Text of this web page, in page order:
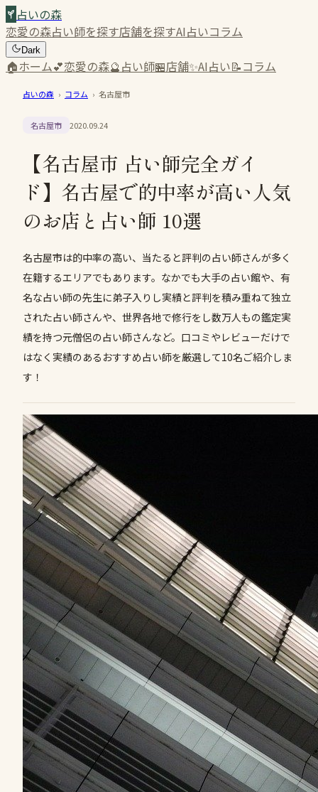
占いの森
恋愛の森占い師を探す店舗を探すAI占いコラム
Dark
🏠ホーム💕恋愛の森🔮占い師🏪店舗✨AI占い📝コラム
占いの森 › コラム › 名古屋市
名古屋市 2020.09.24
【名古屋市 占い師完全ガイ
ド】名古屋で的中率が高い人気
のお店と占い師 10選
名古屋市は的中率の高い、当たると評判の占い師さんが多く
在籍するエリアでもあります。なかでも大手の占い館や、有
名な占い師の先生に弟子入りし実績と評判を積み重ねて独立
された占い師さんや、世界各地で修行をし数万人もの鑑定実
績を持つ元僧侶の占い師さんなど。口コミやレビューだけで
はなく実績のあるおすすめ占い師を厳選して10名ご紹介しま
す！